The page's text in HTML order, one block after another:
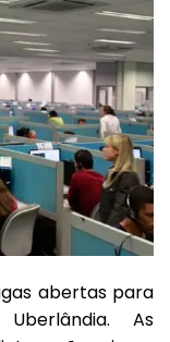
abertas para
As